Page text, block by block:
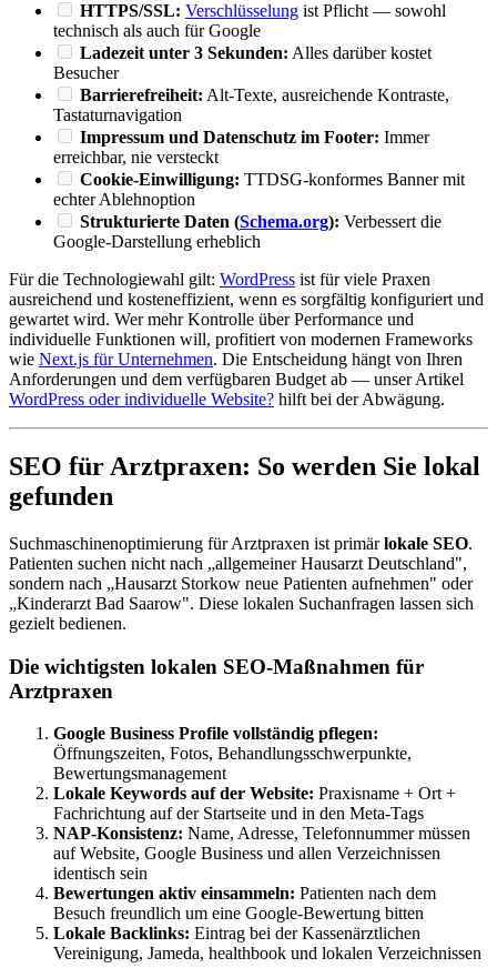
HTTPS/SSL: Verschlüsselung ist Pflicht — sowohl
technisch als auch für Google
Ladezeit unter 3 Sekunden: Alles darüber kostet
Besucher
Barrierefreiheit: Alt-Texte, ausreichende Kontraste,
Tastaturnavigation
Impressum und Datenschutz im Footer: Immer
erreichbar, nie versteckt
Cookie-Einwilligung: TTDSG-konformes Banner mit
echter Ablehnoption
Strukturierte Daten (Schema.org): Verbessert die
Google-Darstellung erheblich
Für die Technologiewahl gilt: WordPress ist für viele Praxen
ausreichend und kosteneffizient, wenn es sorgfältig konfiguriert und
gewartet wird. Wer mehr Kontrolle über Performance und
individuelle Funktionen will, profitiert von modernen Frameworks
wie Next.js für Unternehmen. Die Entscheidung hängt von Ihren
Anforderungen und dem verfügbaren Budget ab — unser Artikel
WordPress oder individuelle Website? hilft bei der Abwägung.
SEO für Arztpraxen: So werden Sie lokal
gefunden
Suchmaschinenoptimierung für Arztpraxen ist primärlokale SEO.
Patienten suchen nicht nach „allgemeiner Hausarzt Deutschland",
sondern nach „Hausarzt Storkow neue Patienten aufnehmen" oder
„Kinderarzt Bad Saarow". Diese lokalen Suchanfragen lassen sich
gezielt bedienen.
Die wichtigsten lokalen SEO-Maßnahmen für
Arztpraxen
Google Business Profile vollständig pflegen:
Öffnungszeiten, Fotos, Behandlungsschwerpunkte,
Bewertungsmanagement
Lokale Keywords auf der Website: Praxisname + Ort +
Fachrichtung auf der Startseite und in den Meta-Tags
NAP-Konsistenz: Name, Adresse, Telefonnummer müssen
auf Website, Google Business und allen Verzeichnissen
identisch sein
Bewertungen aktiv einsammeln: Patienten nach dem
Besuch freundlich um eine Google-Bewertung bitten
Lokale Backlinks: Eintrag bei der Kassenärztlichen
Vereinigung, Jameda, healthbook und lokalen Verzeichnissen